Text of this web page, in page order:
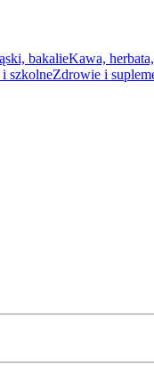
bakalieKawa,
szkolneZdrowie i